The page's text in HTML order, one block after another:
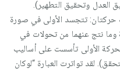
العدل وتحقيق التطهير).
حركتان: تتجسد الأولى في صورة
وما نتج عنهما من تحولات في
الأولى تأسست على أساليب
لقد تواترت العبارة “لوكان